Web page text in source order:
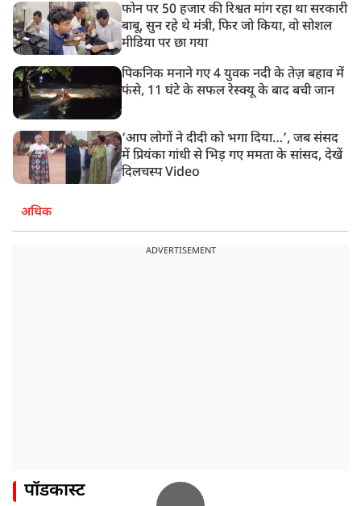
फोन पर 50 हजार की रिश्वत मांग रहा था सरकारी
बाबू, सुन रहे थे मंत्री, फिर जो किया, वो सोशल
मीडिया पर छा गया
पिकनिक मनाने गए 4 युवक नदी के तेज़ बहाव में
फंसे, 11 घंटे के सफल रेस्क्यू के बाद बची जान
‘आप लोगों ने दीदी को भगा दिया…’, जब संसद
में प्रियंका गांधी से भिड़ गए ममता के सांसद, देखें
दिलचस्प Video
अधिक
ADVERTISEMENT
पॉडकास्ट